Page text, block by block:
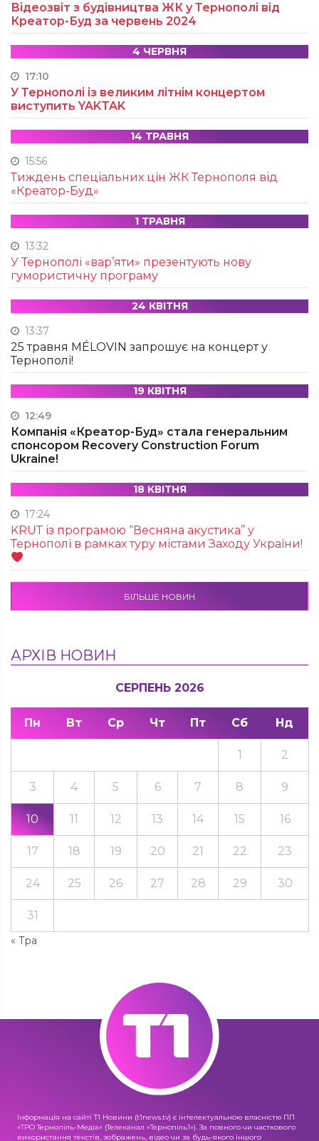
Відеозвіт з будівництва ЖК у Тернополі від
Креатор-Буд за червень 2024
4 ЧЕРВНЯ
17:10
У Тернополі із великим літнім концертом
виступить YAKTAK
14 ТРАВНЯ
15:56
Тиждень спеціальних цін ЖК Тернополя від
«Креатор-Буд»
1 ТРАВНЯ
13:32
У Тернополі «вар’яти» презентують нову
гумористичну програму
24 КВІТНЯ
13:37
25 травня MÉLOVIN запрошує на концерт у
Тернополі!
19 КВІТНЯ
12:49
Компанія «Креатор-Буд» стала генеральним
спонсором Recovery Construction Forum
Ukraine!
18 КВІТНЯ
17:24
KRUТ із програмою “Весняна акустика” у
Тернополі в рамках туру містами Заходу України!
БІЛЬШЕ НОВИН
АРХІВ НОВИН
СЕРПЕНЬ 2026
Пн Вт Ср Чт Пт Сб Нд
« Тра
1 2
3 4 5 6 7 8 9
10 11 12 13 14 15 16
17 18 19 20 21 22 23
24 25 26 27 28 29 30
31
Інформація на сайті Т1 Новини (t1news.tv) є інтелектуальною власністю ПП
«ТРО Тернопіль-Медіа» (Телеканал «Тернопіль1»). За повного чи часткового
використання текстів, зображень, відео чи за будь-якого іншого